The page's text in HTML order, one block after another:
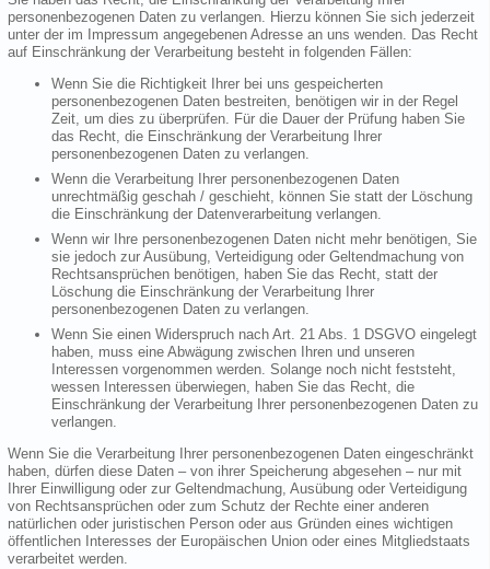
personenbezogenen Daten zu verlangen. Hierzu können Sie sich jederzeit
unter der im Impressum angegebenen Adresse an uns wenden. Das Recht
auf Einschränkung der Verarbeitung besteht in folgenden Fällen:
Wenn Sie die Richtigkeit Ihrer bei uns gespeicherten
personenbezogenen Daten bestreiten, benötigen wir in der Regel
Zeit, um dies zu überprüfen. Für die Dauer der Prüfung haben Sie
das Recht, die Einschränkung der Verarbeitung Ihrer
personenbezogenen Daten zu verlangen.
Wenn die Verarbeitung Ihrer personenbezogenen Daten
unrechtmäßig geschah / geschieht, können Sie statt der Löschung
die Einschränkung der Datenverarbeitung verlangen.
Wenn wir Ihre personenbezogenen Daten nicht mehr benötigen, Sie
sie jedoch zur Ausübung, Verteidigung oder Geltendmachung von
Rechtsansprüchen benötigen, haben Sie das Recht, statt der
Löschung die Einschränkung der Verarbeitung Ihrer
personenbezogenen Daten zu verlangen.
Wenn Sie einen Widerspruch nach Art. 21 Abs. 1 DSGVO eingelegt
haben, muss eine Abwägung zwischen Ihren und unseren
Interessen vorgenommen werden. Solange noch nicht feststeht,
wessen Interessen überwiegen, haben Sie das Recht, die
Einschränkung der Verarbeitung Ihrer personenbezogenen Daten zu
verlangen.
Wenn Sie die Verarbeitung Ihrer personenbezogenen Daten eingeschränkt
haben, dürfen diese Daten – von ihrer Speicherung abgesehen – nur mit
Ihrer Einwilligung oder zur Geltendmachung, Ausübung oder Verteidigung
von Rechtsansprüchen oder zum Schutz der Rechte einer anderen
natürlichen oder juristischen Person oder aus Gründen eines wichtigen
öffentlichen Interesses der Europäischen Union oder eines Mitgliedstaats
verarbeitet werden.